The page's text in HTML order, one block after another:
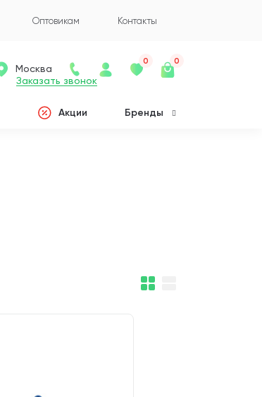
Оптовикам Контакты
Заказать звонок
Москва
0 0
Акции Бренды